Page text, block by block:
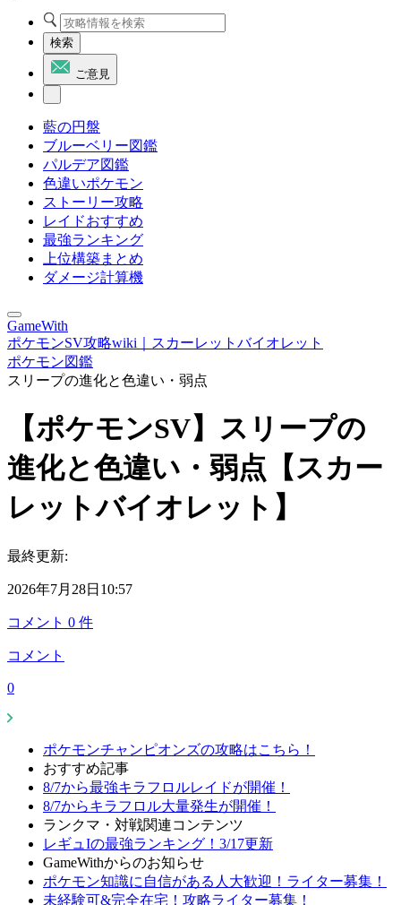
検索
ご意見
藍の円盤
ブルーベリー図鑑
パルデア図鑑
色違いポケモン
ストーリー攻略
レイドおすすめ
最強ランキング
上位構築まとめ
ダメージ計算機
GameWith
ポケモンSV攻略wiki｜スカーレットバイオレット
ポケモン図鑑
スリープの進化と色違い・弱点
【ポケモンSV】スリープの
進化と色違い・弱点【スカー
レットバイオレット】
最終更新:
2026年7月28日10:57
コメント 0 件
コメント
0
ポケモンチャンピオンズの攻略はこちら！
おすすめ記事
8/7から最強キラフロルレイドが開催！
8/7からキラフロル大量発生が開催！
ランクマ・対戦関連コンテンツ
レギュIの最強ランキング！3/17更新
GameWithからのお知らせ
ポケモン知識に自信がある人大歓迎！ライター募集！
未経験可&完全在宅！攻略ライター募集！